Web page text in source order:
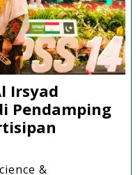
Irsyad
Pendamping
&